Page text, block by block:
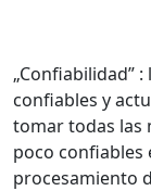
„Confiabilidad”
confiables y
tomar todas las
poco confiables
procesamiento